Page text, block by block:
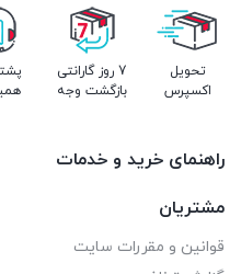
تحویل
اکسپرس
7 روز گارانتی
بازگشت وجه
راهنمای خرید و خدمات
مشتریان
قوانین و مقررات سایت